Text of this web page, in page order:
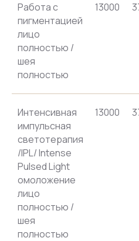
Работа с
пигментацией
лицо
полностью /
шея
полностью
13000
Интенсивная
импульсная
светотерапия
/IPL/ Intense
Pulsed Light
омоложение
лицо
полностью /
шея
полностью
13000